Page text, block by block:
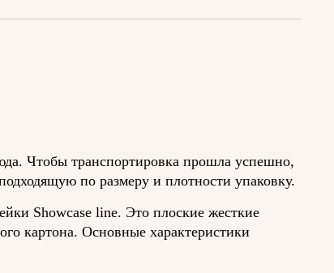
Чтобы транспортировка прошла успешно,
по размеру и плотности упаковку.
Showcase line. Это плоские жесткие
картона. Основные характеристики